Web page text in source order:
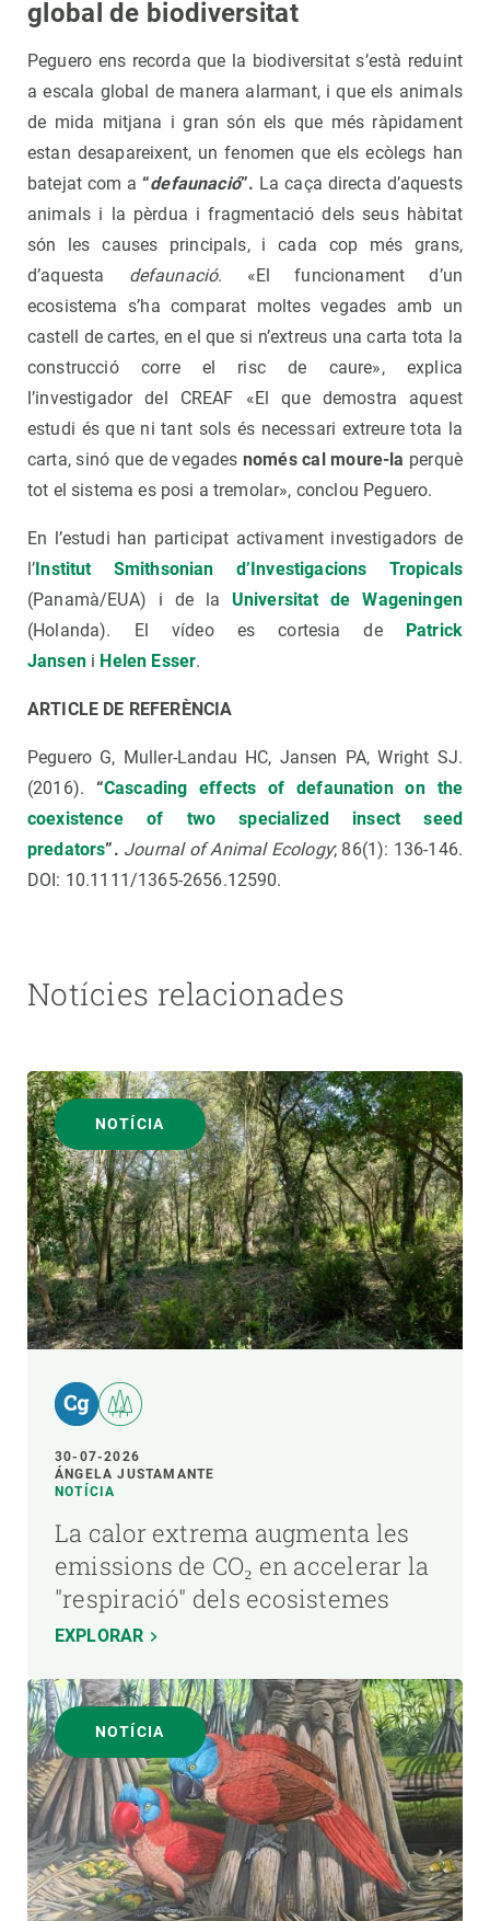
global de biodiversitat
Peguero ens recorda que la biodiversitat s’està reduint
a escala global de manera alarmant, i que els animals
de mida mitjana i gran són els que més ràpidament
estan desapareixent, un fenomen que els ecòlegs han
batejat com a“defaunació”. La caça directa d’aquests
animals i la pèrdua i fragmentació dels seus hàbitat
són les causes principals, i cada cop més grans,
d’aquesta defaunació. «El funcionament d’un
ecosistema s’ha comparat moltes vegades amb un
castell de cartes, en el que si n’extreus una carta tota la
construcció corre el risc de caure», explica
l’investigador del CREAF «El que demostra aquest
estudi és que ni tant sols és necessari extreure tota la
carta, sinó que de vegades només cal moure-la perquè
tot el sistema es posi a tremolar», conclou Peguero.
En l’estudi han participat activament investigadors de
l’Institut Smithsonian d’Investigacions Tropicals
(Panamà/EUA) i de la Universitat de Wageningen
(Holanda). El vídeo es cortesia de
Patrick
Janseni Helen Esser.
ARTICLE DE REFERÈNCIA
Peguero G, Muller-Landau HC, Jansen PA, Wright SJ.
(2016). “Cascading effects of defaunation on the
coexistence of two specialized insect seed
predators”. Journal of Animal Ecology; 86(1): 136-146.
DOI: 10.1111/1365-2656.12590.
Notícies relacionades
NOTÍCIA
30-07-2026
ÁNGELA JUSTAMANTE
NOTÍCIA
La calor extrema augmenta les
emissions de CO₂ en accelerar la
"respiració" dels ecosistemes
EXPLORAR
NOTÍCIA